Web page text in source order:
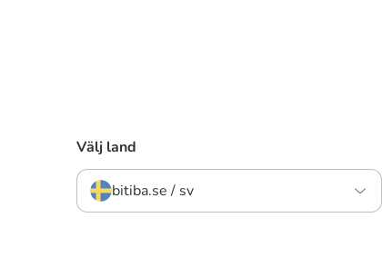
Välj land
bitiba.se / sv